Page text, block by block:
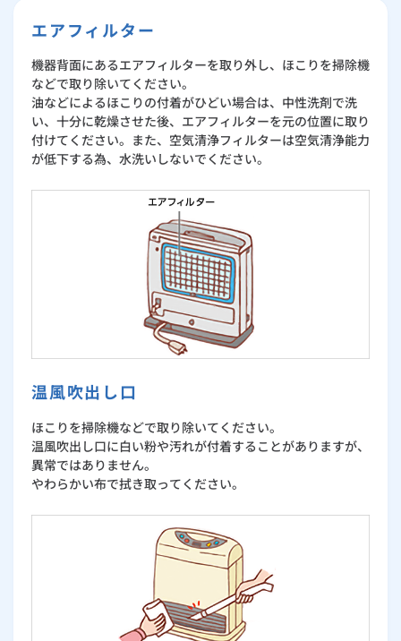
エアフィルター
機器背面にあるエアフィルターを取り外し、ほこりを掃除機
などで取り除いてください。
油などによるほこりの付着がひどい場合は、中性洗剤で洗
い、十分に乾燥させた後、エアフィルターを元の位置に取り
付けてください。また、空気清浄フィルターは空気清浄能力
が低下する為、水洗いしないでください。
温風吹出し口
ほこりを掃除機などで取り除いてください。
温風吹出し口に白い粉や汚れが付着することがありますが、
異常ではありません。
やわらかい布で拭き取ってください。